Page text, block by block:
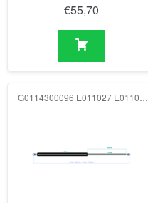
€55,70
G0114300096 E011027 E011027 1000N